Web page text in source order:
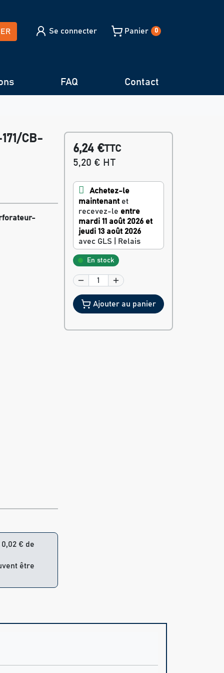
Se connecter Panier 0
FAQ Contact
CB-
0,02 € de
être
6,24 €TTC
5,20 € HT
Achetez-le
maintenantet
recevez-le entre
mardi 11 août 2026 et
jeudi 13 août 2026
avec GLS | Relais
En stock
Ajouter au panier